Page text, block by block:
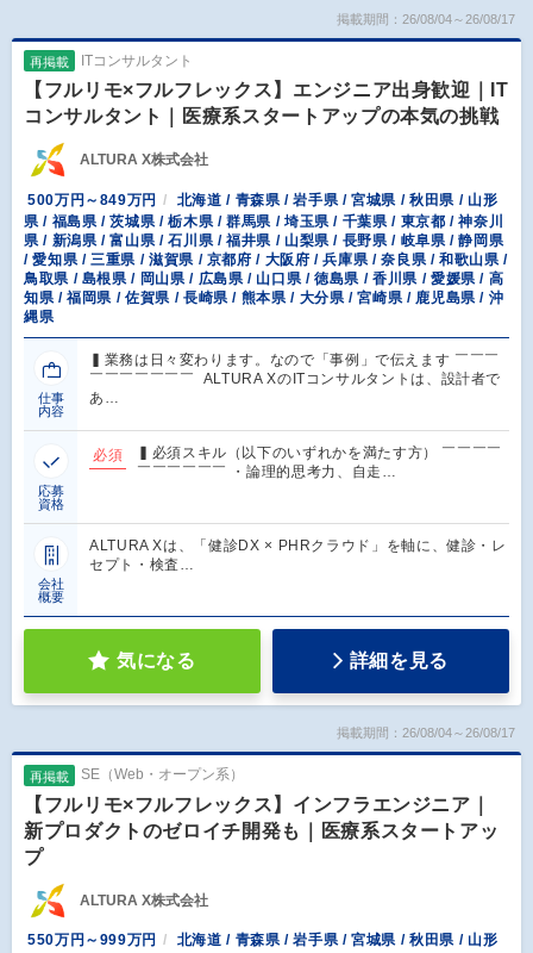
掲載期間：26/08/04～26/08/17
再掲載 ITコンサルタント
【フルリモ×フルフレックス】エンジニア出身歓迎｜IT
コンサルタント｜医療系スタートアップの本気の挑戦
ALTURA X株式会社
500万円～849万円
北海道 / 青森県 / 岩手県 / 宮城県 / 秋田県 / 山形
県 / 福島県 / 茨城県 / 栃木県 / 群馬県 / 埼玉県 / 千葉県 / 東京都 / 神奈川
県 / 新潟県 / 富山県 / 石川県 / 福井県 / 山梨県 / 長野県 / 岐阜県 / 静岡県
/ 愛知県 / 三重県 / 滋賀県 / 京都府 / 大阪府 / 兵庫県 / 奈良県 / 和歌山県 /
鳥取県 / 島根県 / 岡山県 / 広島県 / 山口県 / 徳島県 / 香川県 / 愛媛県 / 高
知県 / 福岡県 / 佐賀県 / 長崎県 / 熊本県 / 大分県 / 宮崎県 / 鹿児島県 / 沖
縄県
仕事
内容
▍業務は日々変わります。なので「事例」で伝えます ￣￣￣
￣￣￣￣￣￣￣ ALTURA XのITコンサルタントは、設計者で
あ…
応募
資格
必須
▍必須スキル（以下のいずれかを満たす方） ￣￣￣￣
￣￣￣￣￣￣ ・論理的思考力、自走…
会社
概要
ALTURA Xは、「健診DX × PHRクラウド」を軸に、健診・レ
セプト・検査…
気になる 詳細を見る
掲載期間：26/08/04～26/08/17
再掲載 SE（Web・オープン系）
【フルリモ×フルフレックス】インフラエンジニア｜
新プロダクトのゼロイチ開発も｜医療系スタートアッ
プ
ALTURA X株式会社
550万円～999万円
北海道 / 青森県 / 岩手県 / 宮城県 / 秋田県 / 山形